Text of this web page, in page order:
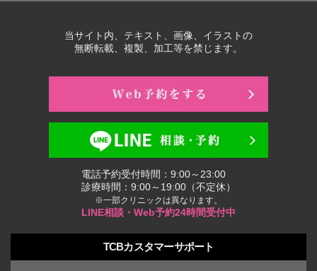
当サイト内、テキスト、画像、イラストの
無断転載、複製、加工等を禁じます。
電話予約受付時間：9:00～23:00
診療時間：9:00～19:00（不定休）
※一部クリニックは異なります。
LINE相談・Web予約24時間受付中
TCBカスタマーサポート